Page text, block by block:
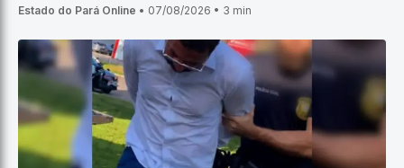
Estado do Pará Online • 07/08/2026 • 3 min